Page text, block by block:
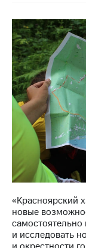
Новости
в
регионе
и акционерам
ПАО
«Красноярский
новые
и исследовать